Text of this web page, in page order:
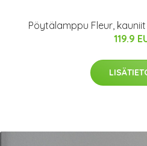
Pöytälamppu Fleur,
119.9